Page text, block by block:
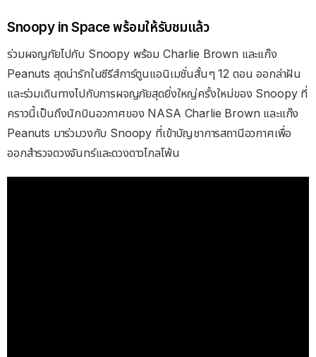
Snoopy in Space พร้อมให้รับชมแล้ว
ร่วมผจญภัยไปกับ Snoopy พร้อม Charlie Brown และแก๊ง
Peanuts สุดน่ารักในซีรีส์การ์ตูนแอนิเมชั่นสั้นๆ 12 ตอน ออกล่าฝัน
และร่วมเดินทางไปกับการผจญภัยสุดยิ่งใหญ่ครั้งใหม่ของ Snoopy ที่
คราวนี้เป็นถึงนักบินอวกาศของ NASA Charlie Brown และแก๊ง
Peanuts มาร่วมวงกับ Snoopy ที่เข้าบัญชาการสถานีอวกาศเพื่อ
ออกสำรวจดวงจันทร์และดวงดาวไกลโพ้น